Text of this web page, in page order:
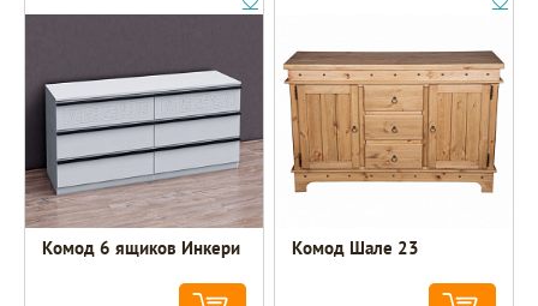
Комод 6 ящиков Инкери Комод Шале 23